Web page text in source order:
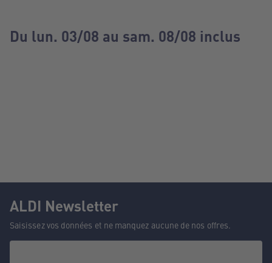
Du lun. 03/08 au sam. 08/08 inclus
ALDI Newsletter
Saisissez vos données et ne manquez aucune de nos offres.